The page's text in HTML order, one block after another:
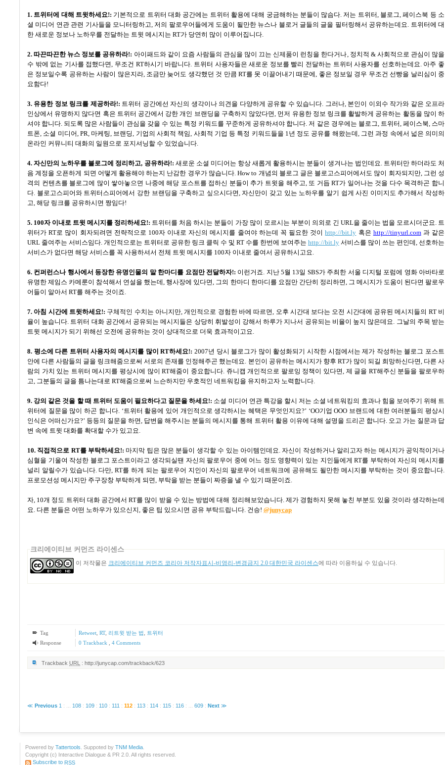
1. 트위터에 대해 트윗하세요!: 기본적으로 트위터 대화 공간에는 트위터 활용에 대해 궁금해하는 분들이 많슴다 저는 트위터 블로그 ,페이스북 등 소
셜 미디어 연관 관련 기사들을 모니터링하고 저의 팔로우어들에게 도움이 될만한 뉴스나 블로거 글들의 글을 필터링해서 공유하는데요
트위터에 대
한 새로운 정보나 노하우를 전달하는 트윗 메시지는 RT가 당연히 많이 이루어집니다
2.따끈따끈한 뉴스 정보를 공유하라!: 아이패드와 같이 요즘 사람들의 관심을 많이 끄는 신제품이 런칭을 한다거나 정치적 & 사회적으로 관심이 많을
수 밖에 없는 기사를 접했다면
무조건 RT하시기 바랍니다 트위터 사용자들은 새로운 정보를 빨리 전달하는 트위터 사용자를 선호하는데요 아주 좋
은 정보일수록 공유하는 사람이 많은지라, 조금만 늦어도 생각했던 것 만큼 RT를 못 이끌어내기 때문에
좋은 정보일 경우 무조건 선빵을 날리심이 중
요함다!
3. 유용한 정보 링크를 제공하라!: 트위터 공간에선 자신의 생각이나 의견을 다양하게 공유할 수 있습니다 그러나, 본인이 이외수 작가와 같은 오프라
인상에서 유명하지 않다면 혹은 트위터 공간에서 강한 개인 브랜딩을 구축하지 않았다면 먼저 유용한 정보 링크를 활발하게 공유하는 활동을 많이 하
셔야 합니다 되도록 많은 사람들이 관심을 갖을 수 있는 특정 키워드를 꾸준하게 공유하셔야 합니다 저 같은 경우에는 블로그 트위터 페이스북 스마
트폰 소셜 미디어 , PR, 마케팅 브랜딩 기업의 사회적 책임 사회적 기업 등 특정 키워드들을 1 년 정도 공유를 해왔는데
그런 과정 속에서 넓은 의미의
온라인 커뮤니티 대화의 일원으로 포지셔닝할 수 있었습니다
4.자신만의 노하우를 블로그에 정리하고, 공유하라!: 새로운 소셜 미디어는 항상 새롭게 활용하시는 분들이 생겨나는 법인데요
트위터만 하더라도 처
음 계정을 오픈하게 되면 어떻게 활용해야 하는지 난감한 경우가 많습니다. How to 개념의 블로그 글은 블로고스피어에서도 많이 회자되지만, 그런 성
격의 컨텐츠를 블로그에 많이 쌓아놓으면 나중에 해당 포스트를 접하신 분들이 추가 트윗을 해주고 또 거듭 RT가 일어나는 것을 다수 목격하곤 합니
다 블로고스피어와 트위터스피어에서 강한 브랜딩을 구축하고 싶으시다면 ,자신만이 갖고 있는 노하우를 알기 쉽게 사진 이미지도 추가해서 작성하
고 해당 링크를 공유하시면 짱임다!
5. 100자 이내로 트윗 메시지를 정리하세요!: 트위터를 처음 하시는 분들이 가장 많이 모르시는 부분이 의외로 긴 URL을 줄이는 법을 모르시더군요
트
위터가 RT로 많이 회자되려면 전략적으로 100자 이내로 자신의 메시지를 줄여야 하는데 꼭 필요한 것이 http://bit.ly 혹은 http://tinyurl.com 과 같은
URL 줄여주는 서비스임다 개인적으로는 트위터로 공유한 링크 클릭 수 및 RT 수를 한번에 보여주는 http://bit.ly 서비스를 많이 쓰는 편인데 선호하는
서비스가 없다면 해당 서비스를 꼭 사용하셔서 전체 트윗 메시지를 100자 이내로 줄여서 공유하시고요
6. 컨퍼런스나 행사에서 등장한 유명인물의 말 한마디를 요점만 전달하자!: 이런거죠 지난5월 13일 SBS가 주최한 서울 디지털 포럼에 영화 아바타로
유명한 제임스 카메룬이 참석해서 연설을 했는데 ,행사장에 있다면 그의 한마디 한마디를 요점만 간단히 정리하면
그 메시지가 도움이 된다면 팔로우
어들이 알아서 RT를 해주는 것이죠
7. 아침 시간에 트윗하세요!: 구체적인 수치는 아니지만, 개인적으로 경험한 바에 따르면 오후 시간대 보다는 오전 시간대에 공유된 메시지들의 RT 비
율이 높습니다 트위터 대화 공간에서 공유되는 메시지들은 상당히 휘발성이 강해서 하루가 지나서 공유되는 비율이 높지 않은데요
그날의 주목 받는
트윗 메시지가 되기 위해선 오전에 공유하는 것이 상대적으로 더욱 효과적이고요
8. 평소에 다른 트위터 사용자의 메시지를 많이 RT하세요!: 2007년 당시 블로그가 많이 활성화되기 시작한 시점에서는 제가 작성하는 블로그 포스트
안에 다른 사람들의 글을 링크해줌으로써 서로의 존재를 인정해주곤 했는데요
. 본인이 공유하는 메시지가 향후 RT가 많이 되길 희망하신다면 다른 사
람의 가치 있는 트위터 메시지를 평상시에 많이 RT해줌이 중요합니다. 쥬니캡 개인적으로 팔로잉 정책이 있다면 제 글을 RT해주신 분들을 팔로우하
고
그분들의 글을 틈나는대로 RT해줌으로써 느슨하지만 우호적인 네트워킹을 유지하고자 노력합니다
9. 강의 같은 것을 할 때 트위터 도움이 필요하다고 질문을 하세요!: 소셜 미디어 연관 특강을 할시 저는 소셜 네트워킹의 효과나 힘을 보여주기 위해 트
위터에 질문을 많이 하곤 합니다. ‘ 트위터 활용에 있어 개인적으로 생각하시는 혜택은 무엇인지요?’ ‘OO기업 OOO 브랜드에 대한 여러분들의 평상시
인식은 어떠신가요?’ 등등의 질문을 하면 답변을 해주시는 분들의 메시지를 통해 트위터 활용 이유에 대해 설명을 드리곤 합니다. 오고 가는 질문과 답
변 속에 트윗 대화를 확대할 수가 있고요
10. 직접적으로 RT를 부탁하세요!: 마지막 팁은 많은 분들이 생각할 수 있는 아이템인데요 .자신이 작성하거나 알리고자 하는 메시지가 공익적이거나
심혈을 기울여 작성한 블로그 포스트이라고 생각되실땐 자신의 팔로우어 중에 어느 정도 영향력이 있는 지인들에게RT를 부탁하여 자신의 메시지를
널리 알릴수가 있습니다. 다만 , RT를 하게 되는 팔로우어 지인이 자신의 팔로우어 네트워크에 공유해도 될만한 메시지를 부탁하는 것이 중요합니다
프로모션성 메시지만 주구장창 부탁하게 되면 부탁을 받는 분들이 짜증을 낼 수 있기 때문이죠
자 , 10개 정도 트위터 대화 공간에서 RT를 많이 받을 수 있는 방법에 대해 정리해보았습니다. 제가 경험하지 못해 놓친 부분도 있을 것이라 생각하는데
요 다른 분들은 어떤 노하우가 있으신지 좋은 팁 있으시면 공유 부탁드립니다 건승! @junycap
크리에이티브 커먼즈 라이센스
이 저작물은 크리에이티브 커먼즈 코리아 저작자표시-비영리-변경금지 2.0 대한민국 라이센스에 따라 이용하실 수 있습니다.
Tag Retweet, RT, 리트윗 받는 법, 트위터
Response
0 Trackback 4Comments
Trackback URL : http://junycap.com/trackback/623
≪ Previous 1 : 108 : 109 : 110 : 111 : 112 : 113 : 114 : 115 : 116 : 609 : Next ≫
Powered by Tattertools . Suppoted by TNM Media
Copyright (c) Interactive Dialogue & PR 2.0. All rights reserved.
Subscribe to RSS